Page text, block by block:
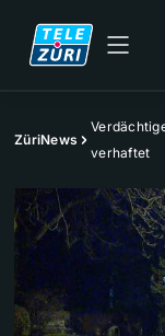
ZüriNews
verhaftet